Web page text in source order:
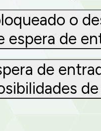
o
espera de
de